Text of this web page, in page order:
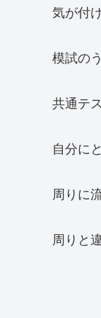
気が付
模試の
共通テ
自分に
周りに
周りと